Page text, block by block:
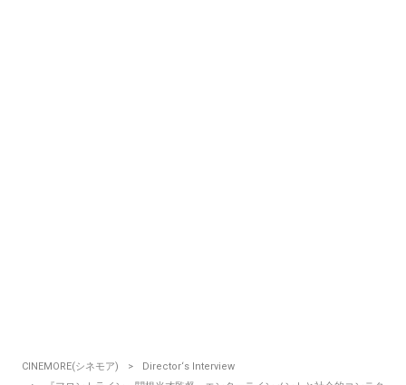
CINEMORE(シネモア)
Director‘s Interview